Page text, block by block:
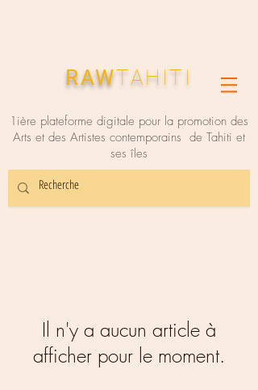
RAWTAHITI
1ière plateforme digitale pour la promotion des
Arts et des Artistes contemporains de Tahiti et
ses îles
Il n'y a aucun article à
afficher pour le moment.